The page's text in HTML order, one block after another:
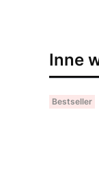
Inne
Bestseller